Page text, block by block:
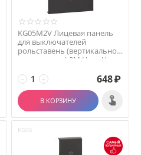
KG05M2V Лицевая панель
для выключателей
рольставень (вертикальное
размещение) 2М Цвет Ч...
+
− 648₽
В КОРЗИНУ
KG06